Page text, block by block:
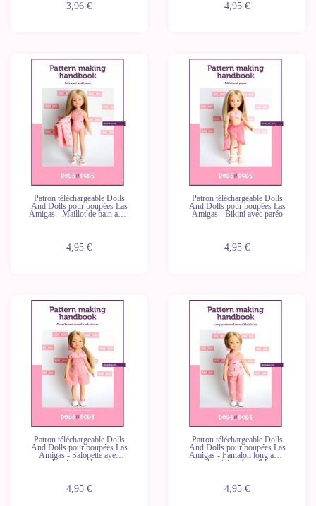
3,96 € 4,95 €
Patron téléchargeable Dolls
And Dolls pour poupées Las
Amigas - Maillot de bain avec
serviette
4,95 €
Patron téléchargeable Dolls
And Dolls pour poupées Las
Amigas - Bikini avec paréo
4,95 €
Patron téléchargeable Dolls
And Dolls pour poupées Las
Amigas - Salopette avec
chemisier col rond
4,95 €
Patron téléchargeable Dolls
And Dolls pour poupées Las
Amigas - Pantalon long avec
chemisier réversible
4,95 €